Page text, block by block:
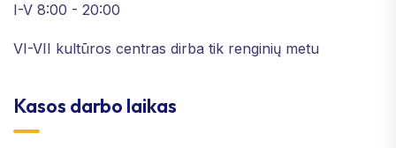
I-V 8:00 - 20:00
VI-VII kultūros centras dirba tik renginių metu
Kasos darbo laikas